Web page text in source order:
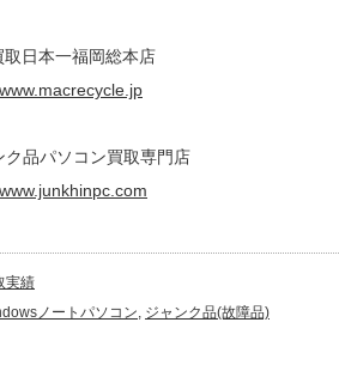
取日本一福岡総本店
ク品パソコン買取専門店
実績
ノートパソコン ジャンク品(故障品)